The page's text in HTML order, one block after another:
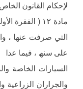
لإحكام القانون
مادة ١٢ (
التي صرفت عنھا ،
على سنھ ، فیما عدا
السیارات الخاصة
والجراران الزراعیة